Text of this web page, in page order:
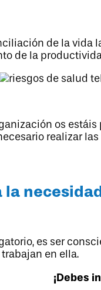
de la vida
de la
os
realizar
la
es ser
en ella.
¡Debes